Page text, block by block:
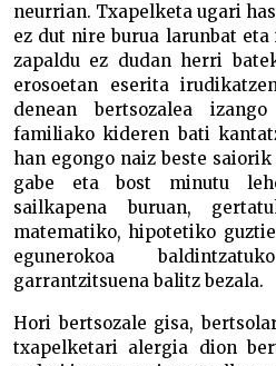
neurrian. Txapelketa ugari
ez dut nire burua larunbat
zapaldu ez dudan herri
erosoetan eserita
denean bertsozalea
familiako kideren bati
han egongo naiz beste
gabe eta bost minutu
sailkapena buruan,
matematiko, hipotetiko
egunerokoa
garrantzitsuena balitz bezala.
Hori bertsozale gisa,
txapelketari alergia dion